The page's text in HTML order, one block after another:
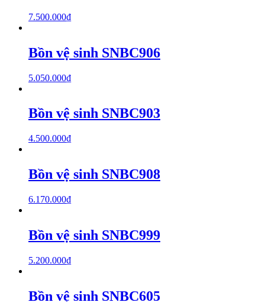
7.500.000₫
Bồn vệ sinh SNBC906
5.050.000₫
Bồn vệ sinh SNBC903
4.500.000₫
Bồn vệ sinh SNBC908
6.170.000₫
Bồn vệ sinh SNBC999
5.200.000₫
Bồn vệ sinh SNBC605